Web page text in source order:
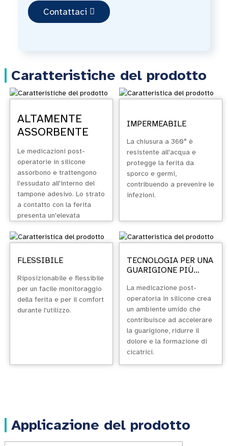
Contattaci
Caratteristiche del prodotto
ALTAMENTE
ASSORBENTE
Le medicazioni post-
operatorie in silicone
assorbono e trattengono
l'essudato all'interno del
tampone adesivo. Lo strato
a contatto con la ferita
presenta un'elevata
perforazione per un rapido
minimo di danni alla pelle. I
assorbono efficacemente il
drenaggio da leggero a
moderato.
IMPERMEABILE
La chiusura a 360° è
resistente all'acqua e
protegge la ferita da
sporco e germi,
contribuendo a prevenire le
infezioni.
FLESSIBILE
Riposizionabile e flessibile
per un facile monitoraggio
della ferita e per il comfort
durante l'utilizzo.
TECNOLOGIA PER UNA
GUARIGIONE PIÙ
La medicazione post-
operatoria in silicone crea
un ambiente umido che
contribuisce ad accelerare
la guarigione, ridurre il
dolore e la formazione di
cicatrici.
Applicazione del prodotto